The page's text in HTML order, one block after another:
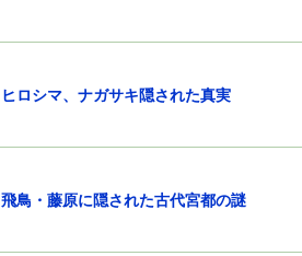
ヒロシマ、ナガサキ隠された真実
飛鳥・藤原に隠された古代宮都の謎